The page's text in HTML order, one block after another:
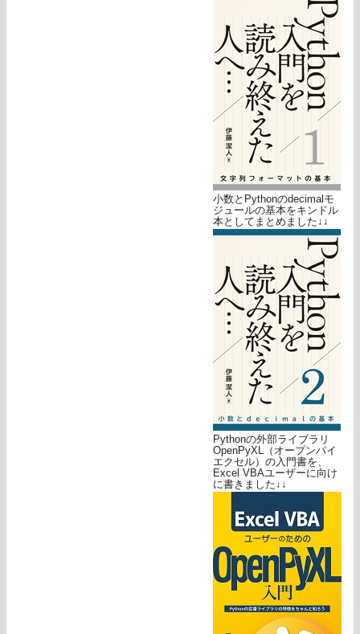
小数とPythonのdecimalモ
ジュールの基本をキンドル
本としてまとめました↓↓
Pythonの外部ライブラリ
OpenPyXL（オープンパイ
エクセル）の入門書を、
Excel VBAユーザーに向け
に書きました↓↓